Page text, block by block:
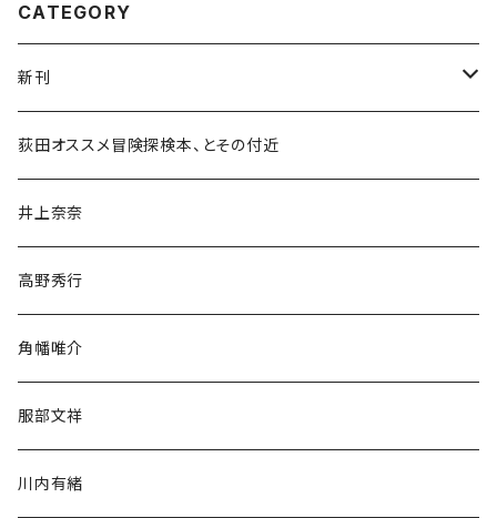
CATEGORY
新刊
和書
文学・小説・物語
随筆・ノンフィクション・その他
荻田オススメ冒険探検本、とその付近
井上奈奈
高野秀行
角幡唯介
服部文祥
川内有緒